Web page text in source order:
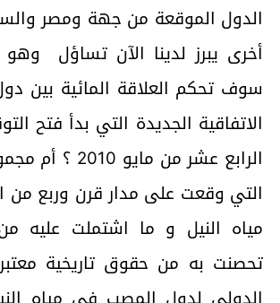
الدول الموقعة من جهة ومصر
أخرى يبرز لدينا الآن تساؤل وهو
سوف تحكم العلاقة المائية بين
الاتفاقية الجديدة التي بدأ فتح
الرابع عشر من
التي وقعت على مدار قرن وربع من
مياه النيل و ما اشتملت عليه
تحصنت به من حقوق تاريخية